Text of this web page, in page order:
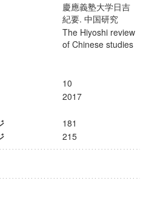
慶應義塾大学日吉
紀要. 中国研究
The Hiyoshi review
of Chinese studies
10
2017
181
215